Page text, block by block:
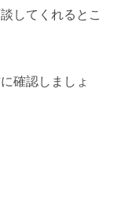
してくれるとこ
確認しましょ